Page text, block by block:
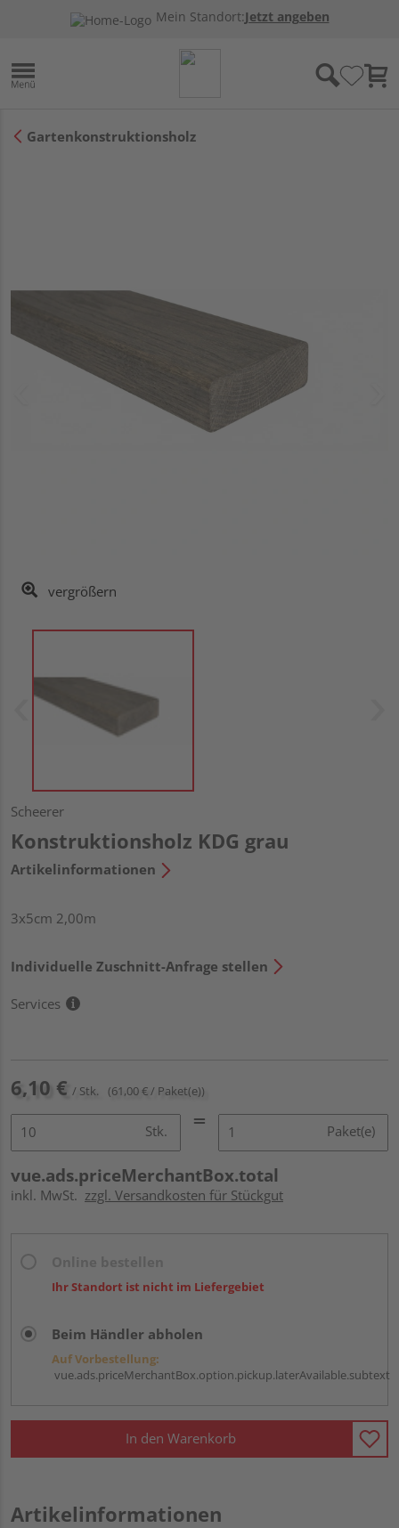
Mein Standort:Jetzt angeben
Gartenkonstruktionsholz
vergrößern
Scheerer
Konstruktionsholz KDG grau
Artikelinformationen
3x5cm 2,00m
Individuelle Zuschnitt-Anfrage stellen
Services
6,10 € / Stk. (61,00 € / Paket(e))
Stk. Paket(e)
vue.ads.priceMerchantBox.total
inkl. MwSt. zzgl. Versandkosten für Stückgut
Ihr Standort ist nicht im Liefergebiet
Beim Händler abholen
Auf Vorbestellung:
vue.ads.priceMerchantBox.option.pickup.laterAvailable.subtext
In den Warenkorb
Artikelinformationen